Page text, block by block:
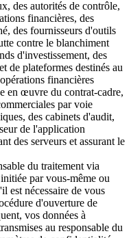
des autorités de contrôle,
financières, des
des fournisseurs d'outils
contre le blanchiment
d'investissement, des
de plateformes destinés au
financières
en œuvre du contrat-cadre,
par voie
des cabinets d'audit,
de l'application
des serveurs et assurant le
du traitement via
par vous-même ou
est nécessaire de vous
d'ouverture de
vos données à
au responsable du